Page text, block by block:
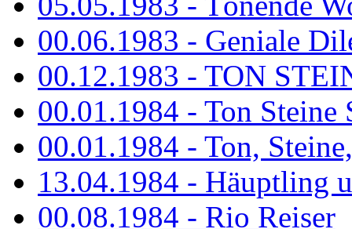
00.06.1983 - Geniale
00.12.1983 - TON
00.01.1984 - Ton Steine
00.01.1984 - Ton,
13.04.1984 - Häuptling
00.08.1984 - Rio Reiser